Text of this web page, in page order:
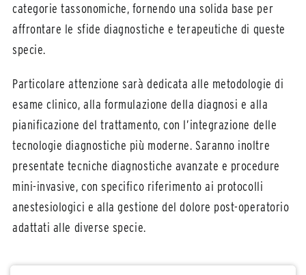
categorie tassonomiche, fornendo una solida base per
affrontare le sfide diagnostiche e terapeutiche di queste
specie.
Particolare attenzione sarà dedicata alle metodologie di
esame clinico, alla formulazione della diagnosi e alla
pianificazione del trattamento, con l’integrazione delle
tecnologie diagnostiche più moderne. Saranno inoltre
presentate tecniche diagnostiche avanzate e procedure
mini-invasive, con specifico riferimento ai protocolli
anestesiologici e alla gestione del dolore post-operatorio
adattati alle diverse specie.